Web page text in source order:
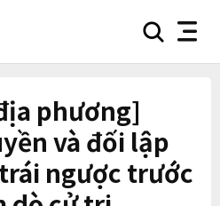
searchnav
phương]
và đối lập
ngược trước